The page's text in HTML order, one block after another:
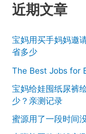
近期文章
宝妈用买手妈妈邀
省多少
The Best Jobs for
宝妈给娃囤纸尿裤
少？亲测记录
蜜源用了一段时间